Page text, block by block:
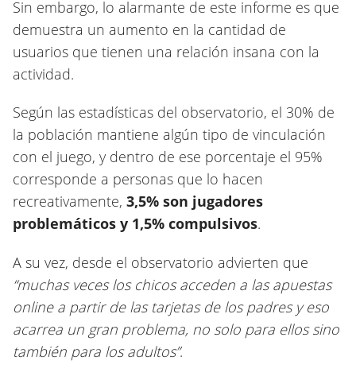
Sin embargo, lo alarmante de este informe es que
demuestra un aumento en la cantidad de
usuarios que tienen una relación insana con la
actividad.
Según las estadísticas del observatorio, el 30% de
la población mantiene algún tipo de vinculación
con el juego, y dentro de ese porcentaje el 95%
corresponde a personas que lo hacen
recreativamente, 3,5% son jugadores
problemáticos y 1,5% compulsivos.
A su vez, desde el observatorio advierten que
“muchas veces los chicos acceden a las apuestas
online a partir de las tarjetas de los padres y eso
acarrea un gran problema, no solo para ellos sino
también para los adultos”.